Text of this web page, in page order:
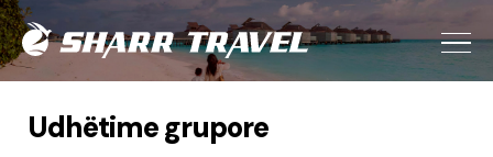
Udhëtime grupore